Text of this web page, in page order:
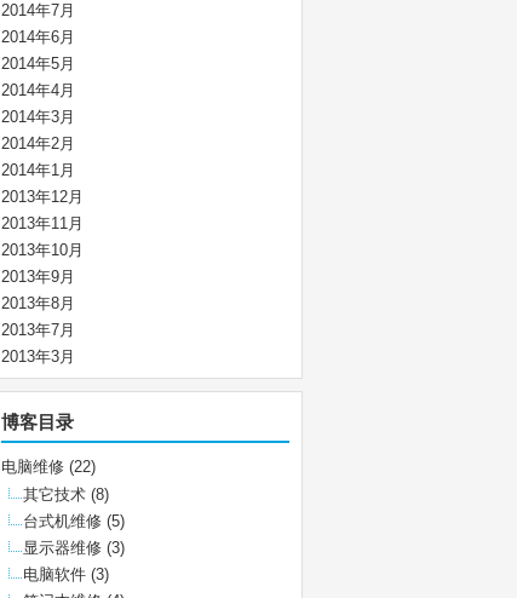
2014年7月
2014年6月
2014年5月
2014年4月
2014年3月
2014年2月
2014年1月
2013年12月
2013年11月
2013年10月
2013年9月
2013年8月
2013年7月
2013年3月
博客目录
电脑维修 (22)
其它技术 (8)
台式机维修 (5)
显示器维修 (3)
电脑软件 (3)